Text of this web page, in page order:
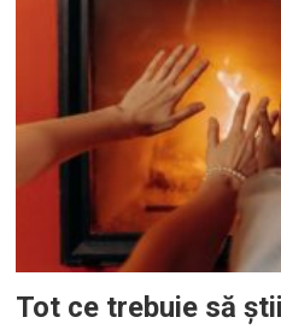
Tot ce trebuie să